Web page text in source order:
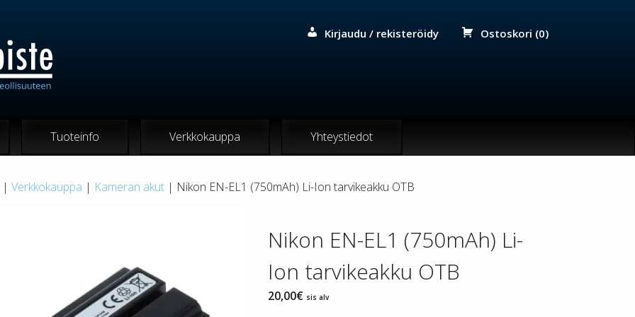
Kirjaudu / rekisteröidy Ostoskori (0)
Tuoteinfo Verkkokauppa Yhteystiedot
| Verkkokauppa | Kameran akut | Nikon EN-EL1 (750mAh) Li-Ion tarvikeakku OTB
Nikon EN-EL1 (750mAh) Li-
Ion tarvikeakku OTB
20,00€ sis alv